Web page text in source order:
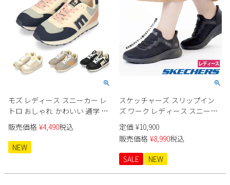
モズ レディース スニーカー レ
トロ おしゃれ かわいい 通学 通
勤 カジュアル ローカット レー
スアップ 軽量 MOZ 40523
販売価格 ¥4,490税込
NEW
スケッチャーズ スリップイン
ズ ワーク レディース スニーカ
ー 防滑 滑りにくい 雨 靴 スクワ
ッド カオス SR ジャスル 108194
ブラック 黒 SKECHERS
定価 ¥10,900
販売価格 ¥8,990税込
SALE
NEW